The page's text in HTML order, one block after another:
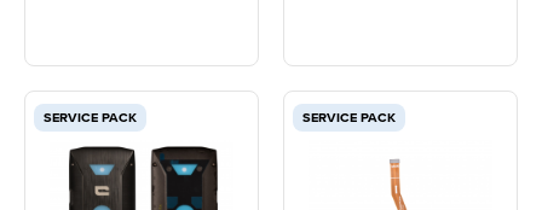
SERVICE PACK SERVICE PACK